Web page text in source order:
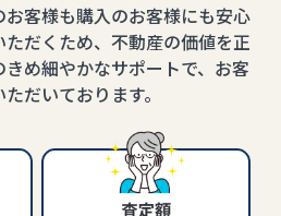
客様も購入のお客様にも安心
だくため、不動産の価値を正
め細やかなサポートで、お客
だいております。